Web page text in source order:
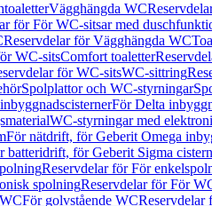
Vägghängda WC
för För WC-sitsar med
Reservdelar för Vägghängda WC
WC-sitsComfort toaletter
för WC-sitsWC-sittring
Spolplattor och WC-styrningar
För Delta
WC-styrningar med
För nätdrift, för Geberit Omega
batteridrift, för Geberit Sigma
Reservdelar för För
spolningReservdelar för För
För golvstående WCReservdelar